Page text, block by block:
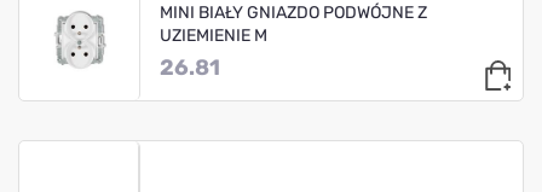
MINI BIAŁY GNIAZDO PODWÓJNE Z
UZIEMIENIE M
26.81